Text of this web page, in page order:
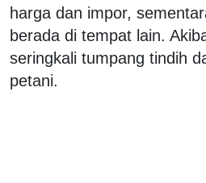
harga dan impor,
berada di tempat lain.
seringkali tumpang tindih
petani.